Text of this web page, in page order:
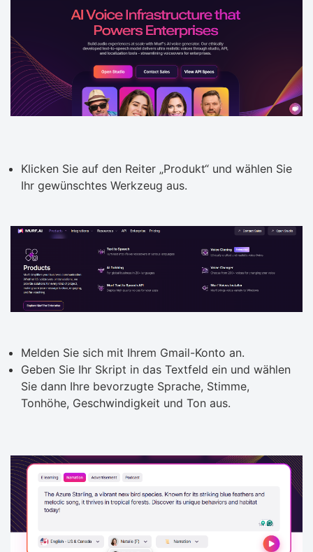
Klicken Sie auf den Reiter „Produkt“ und wählen Sie
Ihr gewünschtes Werkzeug aus.
Melden Sie sich mit Ihrem Gmail-Konto an.
Geben Sie Ihr Skript in das Textfeld ein und wählen
Sie dann Ihre bevorzugte Sprache, Stimme,
Tonhöhe, Geschwindigkeit und Ton aus.